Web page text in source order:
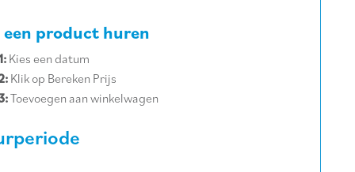
een product huren
Kies een datum
Klik op Bereken Prijs
Toevoegen aan winkelwagen